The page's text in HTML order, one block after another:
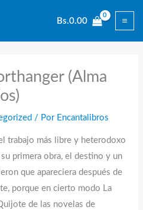
Bs.0.00
(Alma
/ Por Encantalibros
trabajo más libre y heterodoxo
primera obra, el destino y un
que apareciera después de
porque en cierto modo La
de las novelas de